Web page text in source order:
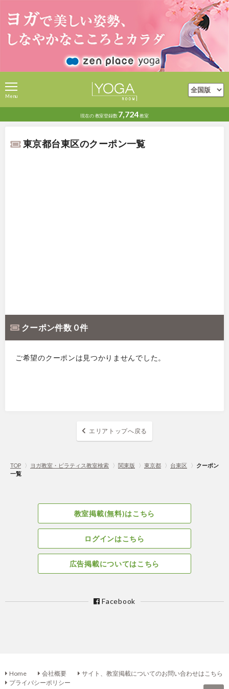
現在の教室登録数 7,724教室
Menu
東京都台東区のクーポン一覧
クーポン件数 0 件
ご希望のクーポンは見つかりませんでした。
エリアトップへ戻る
TOP 〉 ヨガ教室・ピラティス教室検索 〉 関東版 〉 東京都 〉 台東区 〉 クーポン
一覧
教室掲載(無料)はこちら
ログインはこちら
広告掲載についてはこちら
Facebook
Home 会社概要
サイト、教室掲載についてのお問い合わせはこちら
プライバシーポリシー